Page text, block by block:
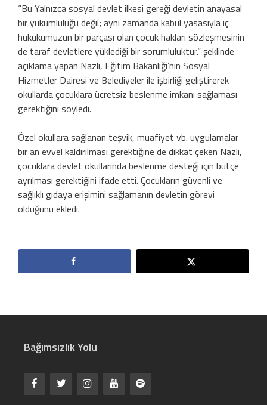
“Bu Yalnızca sosyal devlet ilkesi gereği devletin anayasal
bir yükümlülüğü değil; aynı zamanda kabul yasasıyla iç
hukukumuzun bir parçası olan çocuk hakları sözleşmesinin
de taraf devletlere yüklediği bir sorumluluktur.” şeklinde
açıklama yapan Nazlı, Eğitim Bakanlığı’nın Sosyal
Hizmetler Dairesi ve Belediyeler ile işbirliği geliştirerek
okullarda çocuklara ücretsiz beslenme imkanı sağlaması
gerektiğini söyledi.
Özel okullara sağlanan teşvik, muafiyet vb. uygulamalar
bir an evvel kaldırılması gerektiğine de dikkat çeken Nazlı,
çocuklara devlet okullarında beslenme desteği için bütçe
ayrılması gerektiğini ifade etti. Çocukların güvenli ve
sağlıklı gıdaya erişimini sağlamanın devletin görevi
olduğunu ekledi.
Bağımsızlık Yolu